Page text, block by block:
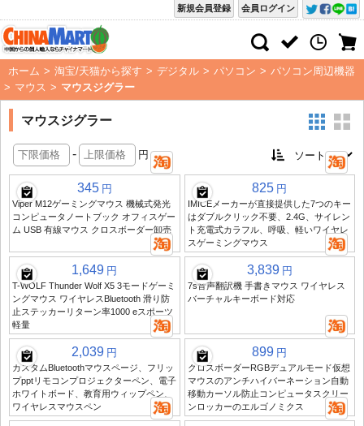
会員ログイン
新規会員登録
ホーム > 淘宝/天猫から探す > デジタル > パソコン > パソコン周辺機器
> マウス > マウスジグラー
マウスジグラー
- 円
345 円
Viper M12ゲーミングマウス 機械式発光
コンピュータノートブック オフィスゲー
ム USB 有線マウス クロスボーダー卸売
825 円
IMICEメーカーが直接提供した7つのキー
はダブルクリック不要、2.4G、サイレン
ト充電式カラフル、呼吸、軽いワイヤレ
スゲーミングマウス
1,649 円
T-WOLF Thunder Wolf X5 3モードゲーミ
ングマウス ワイヤレスBluetooth 滑り防
止ステッカーリターン率1000 eスポーツ
軽量
3,839 円
7s音声翻訳機 手書きマウス ワイヤレス
バーチャルキーボード対応
2,039 円
カスタムBluetoothマウスページ、フリッ
プpptリモコンプロジェクターペン、電子
ホワイトボード、教育用ウィップペン、
ワイヤレスマウスペン
899 円
クロスボーダーRGBデュアルモード仮想
マウスのアンチハイバーネーション自動
移動カーソル防止コンピュータスクリー
ンロッカーのエルゴノミクス